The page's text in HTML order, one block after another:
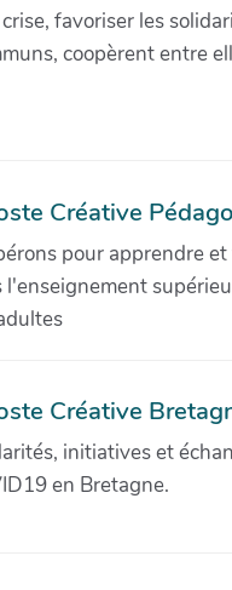
favoriser les
coopèrent entre
Créative
pour apprendre
l'enseignement
Créative
initiatives et
en Bretagne.